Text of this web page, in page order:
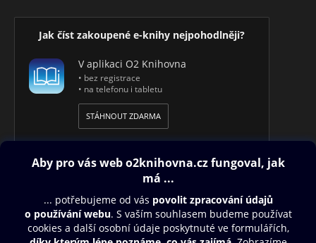
Jak číst zakoupené e-knihy nejpohodlněji?
V aplikaci O2 Knihovna
• bez registrace
• na telefonu i tabletu
STÁHNOUT ZDARMA
Obsah ke stažení
Moje O2 Knihovna